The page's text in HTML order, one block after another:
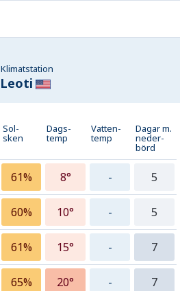
Klimatstation
Leoti
Sol-
sken
Dags-
temp
Vatten-
temp
Dagar m.
neder­
börd
61% 8° - 5
60% 10° - 5
61% 15° - 7
65% 20° - 7